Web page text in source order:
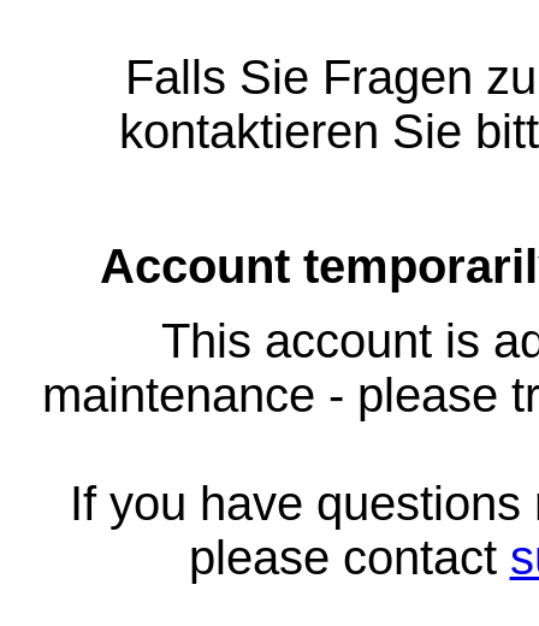
Falls Sie Fragen
kontaktieren Sie
Account
This account is
maintenance - please
If you have
please contact